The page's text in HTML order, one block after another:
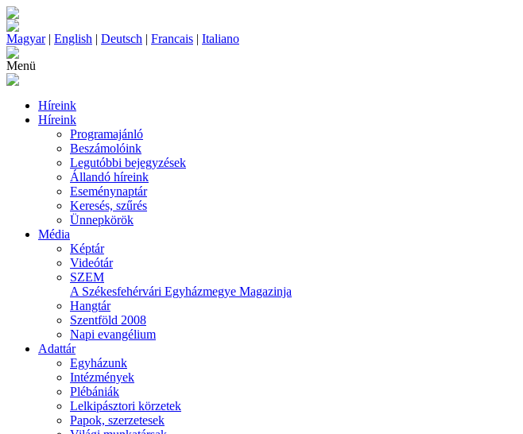
Magyar| English | Deutsch | Francais | Italiano
Menü
Híreink
Híreink
Programajánló
Beszámolóink
Legutóbbi bejegyzések
Állandó híreink
Eseménynaptár
Keresés, szűrés
Ünnepkörök
Média
Képtár
Videótár
SZEM
A Székesfehérvári Egyházmegye Magazinja
Hangtár
Szentföld 2008
Napi evangélium
Adattár
Egyházunk
Intézmények
Plébániák
Lelkipásztori körzetek
Papok, szerzetesek